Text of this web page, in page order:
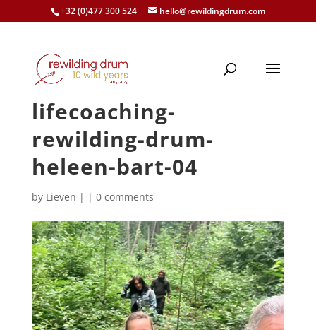
+32 (0)477 300 524 hello@rewildingdrum.com
lifecoaching-
rewilding-drum-
heleen-bart-04
by Lieven | | 0 comments